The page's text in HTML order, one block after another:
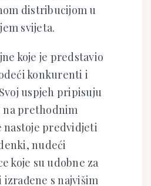
distribucijom u
svijeta.
koje je predstavio
konkurenti i
uspjeh pripisuju
na prethodnim
nastoje predvidjeti
nudeći
koje su udobne za
s najvišim